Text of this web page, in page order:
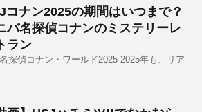
コナン2025の期間はいつまで？
バ名探偵コナンのミステリーレ
ラン
探偵コナン・ワールド2025 2025年も、リア